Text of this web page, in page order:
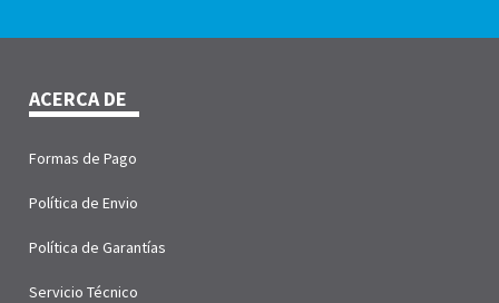
ACERCA DE
Formas de Pago
Política de Envio
Política de Garantías
Servicio Técnico